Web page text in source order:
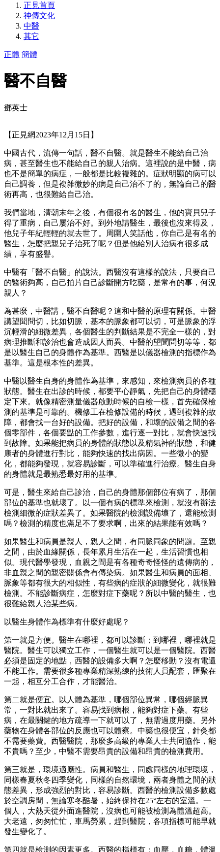
正見首頁
神傳文化
中醫
其它
正體 簡體
醫不自醫
鄧英士
【正見網2023年12月15日】
中國古代，流傳一句話，醫不自醫。就是醫生不能給自己治
病，甚至醫生也不能給自己的親人治病。這裡說的是中醫，病
也不是簡單的病症，一般都是比較複雜的。症狀明顯的病可以
自己調養，但是複雜微妙的病是自己治不了的，無論自己的醫
術再高，也很難給自己治。
我們當地，清朝末年之後，有個很有名的醫生，他的寶貝兒子
得了重病，自己屢治不好。到外地請醫生，最後也沒來得及，
他兒子年紀輕輕的就去世了。周圍人笑話他，你自己是有名的
醫生，怎麼把親兒子治死了呢？但是他給別人治病有很多成
績，享有盛譽。
中醫有「醫不自醫」的說法。西醫沒有這樣的說法，只要自己
的醫術夠高，自己拍片自己診斷開方吃藥，是常有的事，何況
親人？
為甚麼，中醫講，醫不自醫呢？這和中醫的原理有關係。中醫
講望聞問切，比如切脈，基本的脈象都可以切，可是脈象的浮
沉輕滑的細微差異，各個醫生的判斷結果是不完全一樣的，對
病理推斷和診治也會造成因人而異。中醫的望聞問切等等，都
是以醫生自己的身體作為基準。西醫是以儀器檢測的指標作為
基準。這是根本性的差異。
中醫以醫生自身的身體作為基準，來感知，來檢測病員的各種
狀態。醫生在出診的時候，都要平心靜氣，先把自己的身體穩
定下來。就像精密測量儀器啟動時候的自檢一樣，首先確保檢
測的基準是可靠的。機修工在檢修設備的時候，遇到複雜的故
障，都會找一台好的設備。把好的設備，和壞的設備之間的各
個零部件，各個要點的工作參數，進行逐一對比，就會快速找
到故障。如果能把病員的身體的狀態以及精氣神的狀態，和健
康者的身體進行對比，能夠快速的找出病因。一些微小的變
化，都能夠發現，就容易診斷，可以準確進行治療。醫生自身
的身體就是最熟悉最好用的基準。
可是，醫生來給自己診治，自己的身體那個部位有病了，那個
部位的基準也就壞了。以一個有病的標準來檢測，就沒有辦法
檢測細微的症狀差異了。如果醫院的檢測設備壞了，還能檢測
嗎？檢測的精度也滿足不了要求啊，出來的結果能有效嗎？
如果醫生和病員是親人，親人之間，有同脈同象的問題。至親
之間，由於血緣關係，長年累月生活在一起，生活習慣也相
似。現代醫學發現，血親之間是有各種奇奇怪怪的遺傳病的，
非血親之間的親密關係會有傳染病。如果醫生和病員的面相、
脈象等都有很大的相似性，有些病的症狀的細微變化，就很難
檢測。不能診斷病症，怎麼對症下藥呢？所以中醫的醫生，也
很難給親人治某些病。
以醫生身體作為標準有什麼好處呢？
第一就是方便。醫生在哪裡，都可以診斷；到哪裡，哪裡就是
醫院。醫生可以獨立工作，一個醫生就可以是一個醫院。西醫
必須是固定的地點，西醫的設備多大啊？怎麼移動？沒有電還
不能工作。需要很多種專業精深熟練的技術人員配套，匯聚在
一起，相互分工合作，才能醫治。
第二就是便宜。以人體為基準，哪個部位異常，哪個經脈異
常，一對比就出來了。容易找到病根，能夠對症下藥。有些
病，在最關鍵的地方疏導一下就可以了，無需過度用藥。另外
藥物在身體各部位的反應也可以體察。中藥也很便宜，針灸都
不需要藥費。西醫醫院，那麼多高級的專業人士共同協作，能
不貴嗎？至少，中醫不需要昂貴的設備和昂貴的檢測費用。
第三就是，環境適應性。病員和醫生，同處同樣的地理環境，
同樣春夏秋冬四季變化，同樣的自然環境，兩者身體之間的狀
態差異，形成強烈的對比，容易診斷。西醫的檢測設備多數處
於空調房間，無論寒冬酷暑，始終保持在25°左右的室溫。一
個人，大熱天從外面進醫院，沒病也可能被檢測為體溫超高。
大老遠，匆匆忙忙，車馬勞累，趕到醫院，各項指標可能早就
發生變化了。
第四就是檢測的因素更多。西醫的指標有：血壓，血糖，體溫